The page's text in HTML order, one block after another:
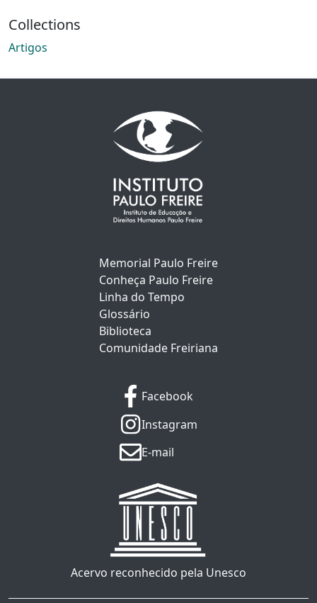
Collections
Artigos
Memorial Paulo Freire
Conheça Paulo Freire
Linha do Tempo
Glossário
Biblioteca
Comunidade Freiriana
Facebook
Instagram
E-mail
Acervo reconhecido pela Unesco